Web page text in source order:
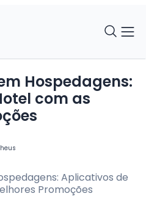
Hospedagens:
com as